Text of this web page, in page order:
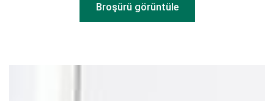
Broşürü görüntüle